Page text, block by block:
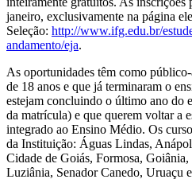
janeiro, exclusivamente na página
Seleção: http://www.ifg.edu.br/
andamento/eja.
As oportunidades têm como
de 18 anos e que já terminaram o
estejam concluindo o último ano do
da matrícula) e que querem voltar a
integrado ao Ensino Médio. Os
da Instituição: Águas Lindas,
Cidade de Goiás, Formosa,
Luziânia, Senador Canedo, Uruaçu